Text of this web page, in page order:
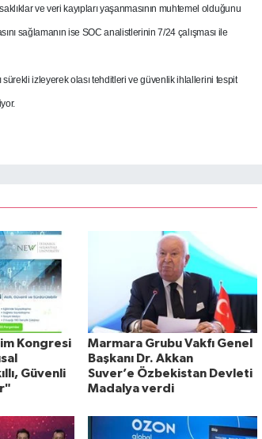
ve veri kayıpları yaşanmasının muhtemel olduğunu
sağlamanın ise SOC analistlerinin 7/24 çalışması ile
sürekli izleyerek olası tehditleri ve güvenlik ihlallerini tespit
Kongresi
Güvenli
Marmara Grubu Vakfı Genel
Başkanı Dr. Akkan
Suver’e Özbekistan Devleti
Madalya verdi